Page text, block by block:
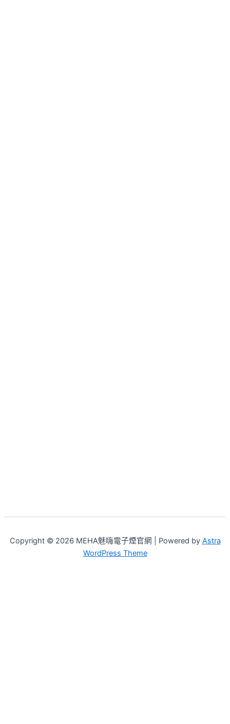
Copyright © 2026 MEHA魅嗨電子煙官網 | Powered by Astra
WordPress Theme